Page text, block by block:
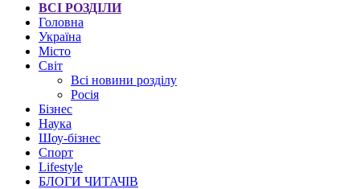
ВСІ РОЗДІЛИ
Головна
Україна
Місто
Світ
Всі новини розділу
Росія
Бізнес
Наука
Шоу-бізнес
Спорт
Lifestyle
БЛОГИ ЧИТАЧІВ